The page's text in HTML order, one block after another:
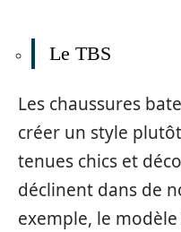
Le TBS
Les chaussures
créer un style
tenues chics et
déclinent dans de
exemple, le